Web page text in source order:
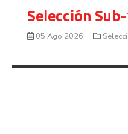
Selección
05 Ago 2026